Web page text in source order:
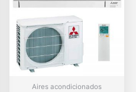
Aires acondicionados